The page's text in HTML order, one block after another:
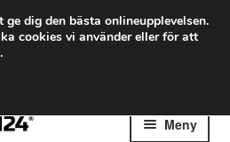
från 75 kr
frakt
713
Meny
dig den bästa onlineupplevelsen.
cookies vi använder eller för att
.